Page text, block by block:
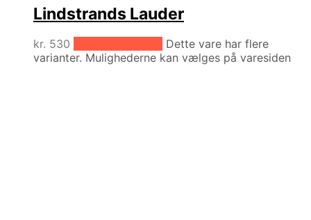
Lindstrands Lauder
kr. 530
Dette vare har flere
varianter. Mulighederne kan vælges på varesiden